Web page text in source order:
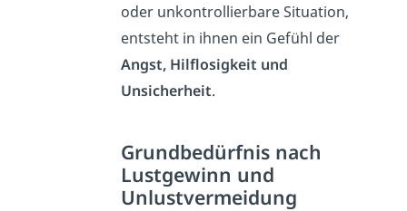
oder unkontrollierbare Situation,
entsteht in ihnen ein Gefühl der
Angst, Hilflosigkeit und
Unsicherheit.
Grundbedürfnis nach
Lustgewinn und
Unlustvermeidung